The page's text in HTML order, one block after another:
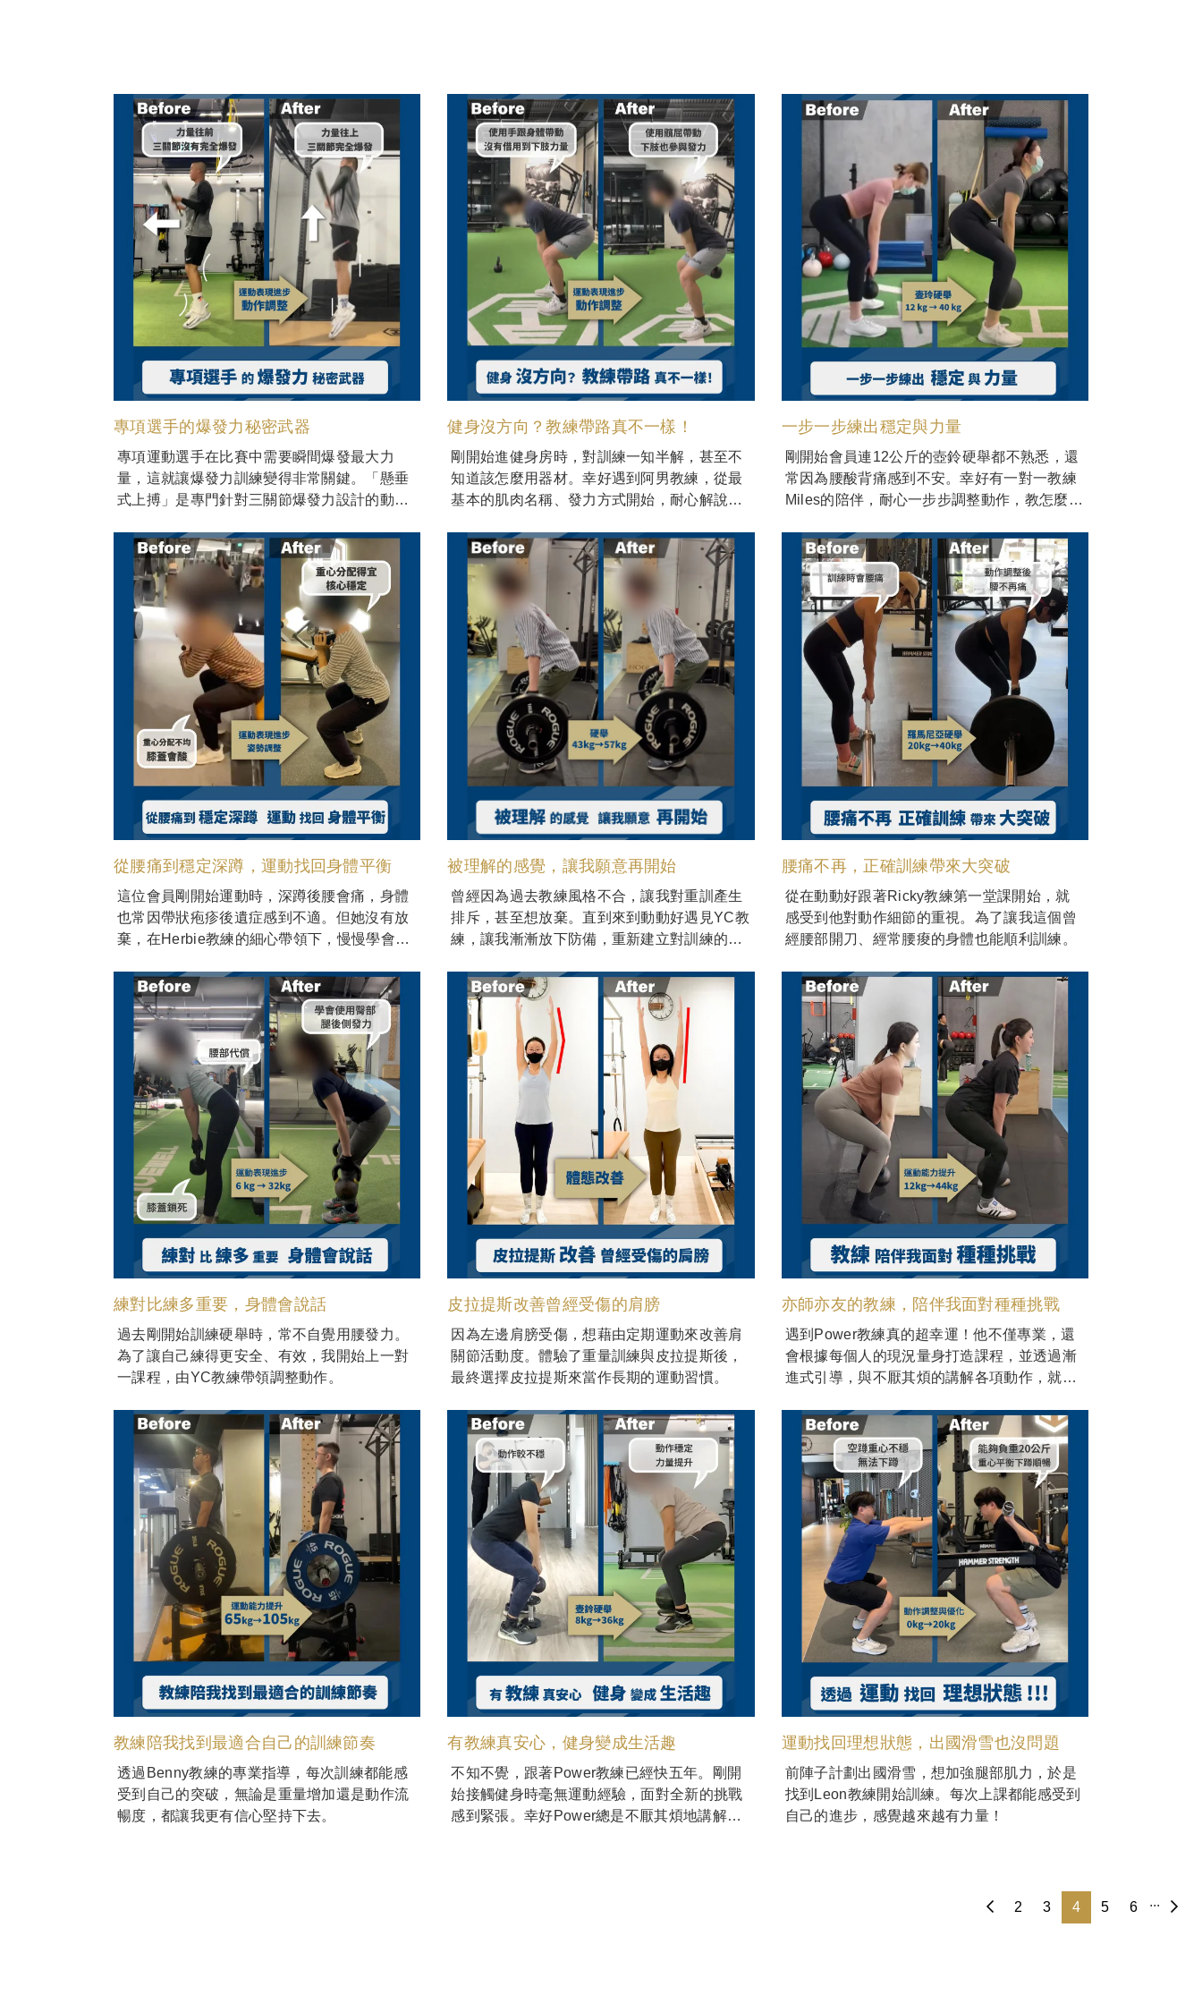
專項選手的爆發力秘密武器
專項運動選手在比賽中需要瞬間爆發最大力
量，這就讓爆發力訓練變得非常關鍵。「懸垂
式上搏」是專門針對三關節爆發力設計的動
健身沒方向？教練帶路真不一樣！
剛開始進健身房時，對訓練一知半解，甚至不
知道該怎麼用器材。幸好遇到阿男教練，從最
基本的肌肉名稱、發力方式開始，耐心解說每
一步一步練出穩定與力量
剛開始會員連12公斤的壺鈴硬舉都不熟悉，還
常因為腰酸背痛感到不安。幸好有一對一教練
Miles的陪伴，耐心一步步調整動作，教怎麼用
從腰痛到穩定深蹲，運動找回身體平衡
這位會員剛開始運動時，深蹲後腰會痛，身體
也常因帶狀疱疹後遺症感到不適。但她沒有放
棄，在Herbie教練的細心帶領下，慢慢學會核
被理解的感覺，讓我願意再開始
曾經因為過去教練風格不合，讓我對重訓產生
排斥，甚至想放棄。直到來到動動好遇見YC教
練，讓我漸漸放下防備，重新建立對訓練的信
腰痛不再，正確訓練帶來大突破
從在動動好跟著Ricky教練第一堂課開始，就
感受到他對動作細節的重視。為了讓我這個曾
經腰部開刀、經常腰痠的身體也能順利訓練。
練對比練多重要，身體會說話
過去剛開始訓練硬舉時，常不自覺用腰發力。
為了讓自己練得更安全、有效，我開始上一對
一課程，由YC教練帶領調整動作。
皮拉提斯改善曾經受傷的肩膀
因為左邊肩膀受傷，想藉由定期運動來改善肩
關節活動度。體驗了重量訓練與皮拉提斯後，
最終選擇皮拉提斯來當作長期的運動習慣。
亦師亦友的教練，陪伴我面對種種挑戰
遇到Power教練真的超幸運！他不僅專業，還
會根據每個人的現況量身打造課程，並透過漸
進式引導，與不厭其煩的講解各項動作，就怕
體。
教練陪我找到最適合自己的訓練節奏
透過Benny教練的專業指導，每次訓練都能感
受到自己的突破，無論是重量增加還是動作流
暢度，都讓我更有信心堅持下去。
有教練真安心，健身變成生活趣
不知不覺，跟著Power教練已經快五年。剛開
始接觸健身時毫無運動經驗，面對全新的挑戰
感到緊張。幸好Power總是不厭其煩地講解與
運動找回理想狀態，出國滑雪也沒問題
前陣子計劃出國滑雪，想加強腿部肌力，於是
找到Leon教練開始訓練。每次上課都能感受到
自己的進步，感覺越來越有力量！
2 3 4 5 6 ...